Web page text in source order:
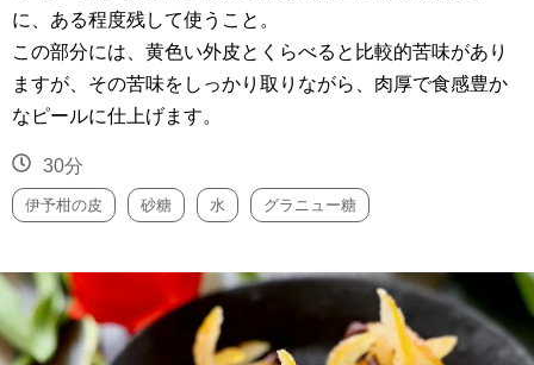
に、ある程度残して使うこと。
この部分には、黄色い外皮とくらべると比較的苦味があり
ますが、その苦味をしっかり取りながら、肉厚で食感豊か
なピールに仕上げます。
30分
伊予柑の皮 砂糖 水 グラニュー糖